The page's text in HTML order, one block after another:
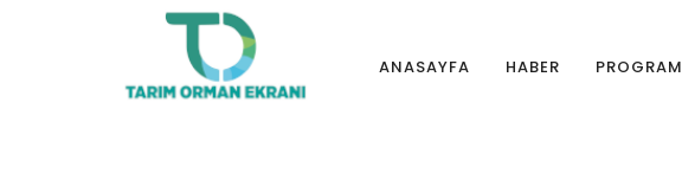
ANASAYFA HABER PROGRAM